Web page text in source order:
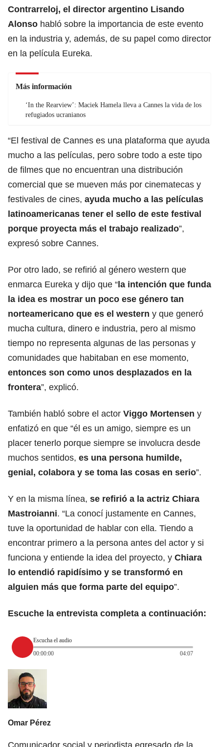
Contrarreloj, el director argentino Lisando
Alonso habló sobre la importancia de este evento
en la industria y, además, de su papel como director
en la película Eureka.
Más información
‘In the Rearview’: Maciek Hamela lleva a Cannes la vida de los
refugiados ucranianos
“El festival de Cannes es una plataforma que ayuda
mucho a las películas, pero sobre todo a este tipo
de filmes que no encuentran una distribución
comercial que se mueven más por cinematecas y
festivales de cines, ayuda mucho a las películas
latinoamericanas tener el sello de este festival
porque proyecta más el trabajo realizado”,
expresó sobre Cannes.
Por otro lado, se refirió al género western que
enmarca Eureka y dijo que “la intención que funda
la idea es mostrar un poco ese género tan
norteamericano que es el western y que generó
mucha cultura, dinero e industria, pero al mismo
tiempo no representa algunas de las personas y
comunidades que habitaban en ese momento,
entonces son como unos desplazados en la
frontera”, explicó.
También habló sobre el actor Viggo Mortensen y
enfatizó en que “él es un amigo, siempre es un
placer tenerlo porque siempre se involucra desde
muchos sentidos, es una persona humilde,
genial, colabora y se toma las cosas en serio”.
Y en la misma línea, se refirió a la actriz Chiara
Mastroianni. “La conocí justamente en Cannes,
tuve la oportunidad de hablar con ella. Tiendo a
encontrar primero a la persona antes del actor y si
funciona y entiende la idea del proyecto, y Chiara
lo entendió rapidísimo y se transformó en
alguien más que forma parte del equipo”.
Escuche la entrevista completa a continuación:
Escucha el audio
00:00:00
04:07
Omar Pérez